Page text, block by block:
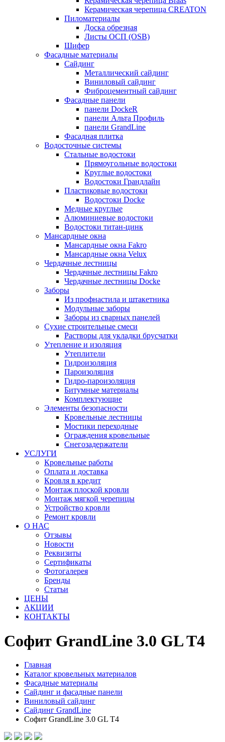
Керамическая черепица CREATON
Пиломатериалы
Доска обрезная
Листы ОСП (OSB)
Шифер
Фасадные материалы
Сайдинг
Металлический сайдинг
Виниловый сайдинг
Фиброцементный сайдинг
Фасадные панели
панели DockeR
панели Альта Профиль
панели GrandLine
Фасадная плитка
Водосточные системы
Стальные водостоки
Прямоугольные водостоки
Круглые водостоки
Водостоки Грандлайн
Пластиковые водостоки
Водостоки Docke
Медные круглые
Алюминиевые водостоки
Водостоки титан-цинк
Мансардные окна
Мансардные окна Fakro
Мансардные окна Velux
Чердачные лестницы
Чердачные лестницы Fakro
Чердачные лестницы Docke
Заборы
Из профнастила и штакетника
Модульные заборы
Заборы из сварных панелей
Сухие строительные смеси
Растворы для укладки брусчатки
Утепление и изоляция
Утеплители
Гидроизоляция
Пароизоляция
Гидро-пароизоляция
Битумные материалы
Комплектующие
Элементы безопасности
Кровельные лестницы
Мостики переходные
Ограждения кровельные
Снегозадержатели
УСЛУГИ
Кровельные работы
Оплата и доставка
Кровля в кредит
Монтаж плоской кровли
Монтаж мягкой черепицы
Устройство кровли
Ремонт кровли
О НАС
Отзывы
Новости
Реквизиты
Сертификаты
Фотогалерея
Бренды
Статьи
ЦЕНЫ
АКЦИИ
КОНТАКТЫ
Софит GrandLine 3.0 GL T4
Главная
Каталог кровельных материалов
Фасадные материалы
Сайдинг и фасадные панели
Виниловый сайдинг
Сайдинг GrandLine
Софит GrandLine 3.0 GL T4